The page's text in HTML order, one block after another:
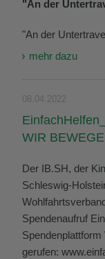
"An der
"An der
mehr dazu
08.04.2022
WIR
Der IB.SH, der
Schleswig-
Spendenaufruf
gerufen: